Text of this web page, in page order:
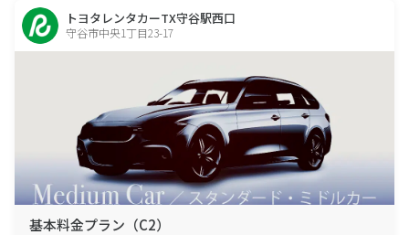
トヨタレンタカーTX守谷駅西口
守谷市中央1丁目23-17
基本料金プラン（C2）